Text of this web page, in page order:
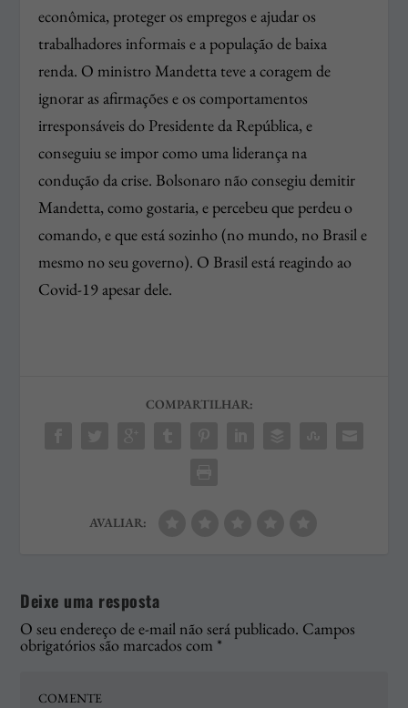
econômica, proteger os empregos e ajudar os
trabalhadores informais e a população de baixa
renda. O ministro Mandetta teve a coragem de
ignorar as afirmações e os comportamentos
irresponsáveis do Presidente da República, e
conseguiu se impor como uma liderança na
condução da crise. Bolsonaro não consegiu demitir
Mandetta, como gostaria, e percebeu que perdeu o
comando, e que está sozinho (no mundo, no Brasil e
mesmo no seu governo). O Brasil está reagindo ao
Covid-19 apesar dele.
COMPARTILHAR:
AVALIAR:
Deixe uma resposta
O seu endereço de e-mail não será publicado. Campos
obrigatórios são marcados com *